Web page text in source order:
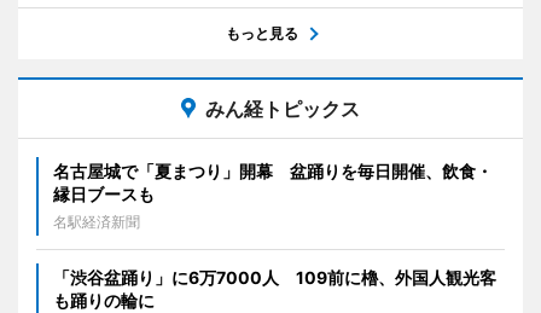
もっと見る
みん経トピックス
名古屋城で「夏まつり」開幕 盆踊りを毎日開催、飲食・
縁日ブースも
名駅経済新聞
「渋谷盆踊り」に6万7000人 109前に櫓、外国人観光客
も踊りの輪に